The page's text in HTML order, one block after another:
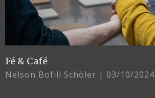
Fé & Café
Nelson Bofill Schöler 03/10/2024